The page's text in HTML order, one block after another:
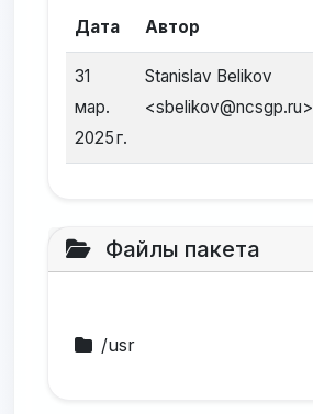
Дата Автор
31
мар.
2025 г.
Stanislav Belikov
<sbelikov@ncsgp.ru>
Файлы пакета
/usr